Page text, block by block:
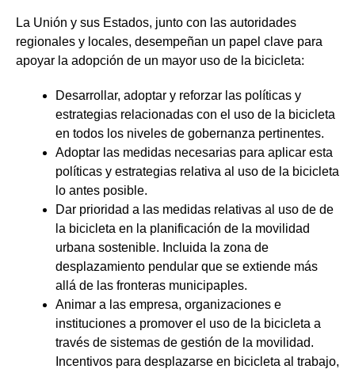
La Unión y sus Estados, junto con las autoridades
regionales y locales, desempeñan un papel clave para
apoyar la adopción de un mayor uso de la bicicleta:
Desarrollar, adoptar y reforzar las políticas y
estrategias relacionadas con el uso de la bicicleta
en todos los niveles de gobernanza pertinentes.
Adoptar las medidas necesarias para aplicar esta
políticas y estrategias relativa al uso de la bicicleta
lo antes posible.
Dar prioridad a las medidas relativas al uso de de
la bicicleta en la planificación de la movilidad
urbana sostenible. Incluida la zona de
desplazamiento pendular que se extiende más
allá de las fronteras municipaples.
Animar a las empresa, organizaciones e
instituciones a promover el uso de la bicicleta a
través de sistemas de gestión de la movilidad.
Incentivos para desplazarse en bicicleta al trabajo,